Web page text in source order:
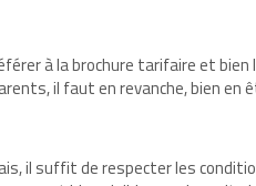
à la brochure tarifaire et
il faut en revanche, bien en
il suffit de respecter les